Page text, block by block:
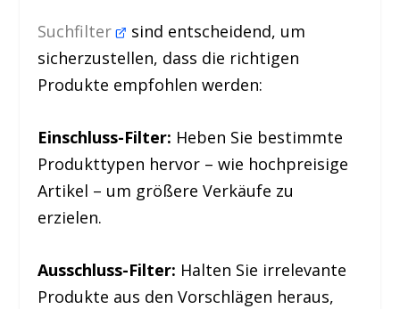
Suchfilter
sind entscheidend, um
sicherzustellen, dass die richtigen
Produkte empfohlen werden:
Einschluss-Filter: Heben Sie bestimmte
Produkttypen hervor – wie hochpreisige
Artikel – um größere Verkäufe zu
erzielen.
Ausschluss-Filter: Halten Sie irrelevante
Produkte aus den Vorschlägen heraus,